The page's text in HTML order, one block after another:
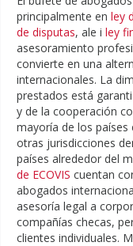
principalmente en ley
de disputas, ale i ley
asesoramiento
convierte en una
internacionales. La
prestados está
y de la cooperación
mayoría de los países
otras jurisdicciones
países alrededor del
de ECOVIS cuentan
abogados
asesoría legal a
compañías checas,
clientes individuales.